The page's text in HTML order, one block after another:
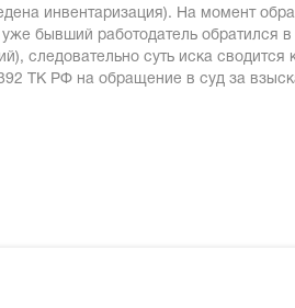
инвентаризация). На момент
бывший работодатель
следовательно суть иска
ТК РФ на обращение в суд за